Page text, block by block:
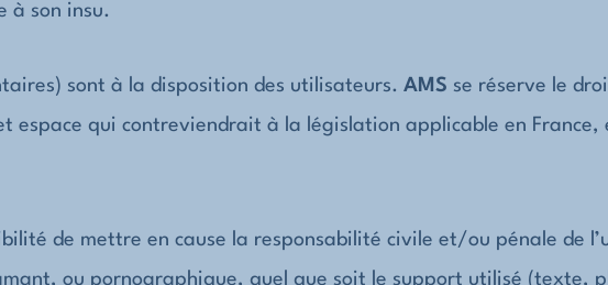
à son insu.
sont à la disposition des utilisateurs. AMS se réserve le
espace qui contreviendrait à la législation applicable en
de mettre en cause la responsabilité civile et/ou pénale de
ou pornographique, quel que soit le support utilisé (texte,